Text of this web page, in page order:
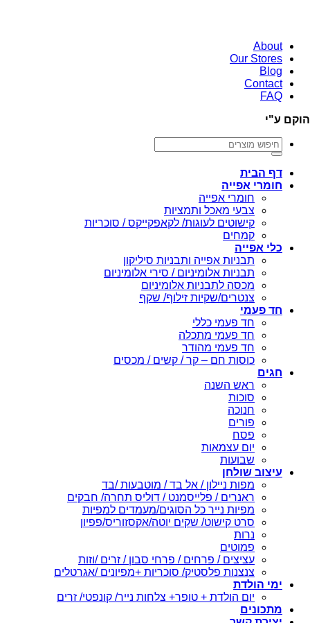
About
Our Stores
Blog
Contact
FAQ
הוקם ע"י
חיפוש
עבור:
דף הבית
חומרי אפייה
חומרי אפייה
צבעי מאכל ותמציות
קישוטים לעוגות/ לקאפקייקס / סוכריות
קמחים
כלי אפייה
תבניות אפייה ותבניות סיליקון
תבניות אלומיניום / סירי אלומיניום
מכסה לתבניות אלומיניום
צנטרים/שקיות זילוף/ שקף
חד פעמי
חד פעמי כללי
חד פעמי מתכלה
חד פעמי מהודר
כוסות חם – קר / קשים / מכסים
חגים
ראש השנה
סוכות
חנוכה
פורים
פסח
יום עצמאות
שבועות
עיצוב שולחן
מפות ניילון / אל בד / מוטבעות /בד
ראנרים / פלייסמנט / דוליס תחרה/ חבקים
מפיות נייר כל הסוגים/מעמדים למפיות
סרט קישוט/ שקים יוטה/אקסזוריס/פפיון
נרות
פמוטים
עציצים / פרחים / פרחי סבון / זרים /וזות
צנצנות פלסטיק/ סוכריות +מפיונים /אגרטלים
ימי הולדת
יום הולדת + טופר+ צלחות נייר/ קונפטי/ זרים
מתכונים